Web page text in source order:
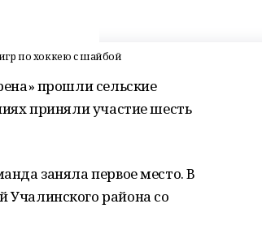
по хоккею с шайбой
прошли сельские
приняли участие шесть
заняла первое место. В
района со